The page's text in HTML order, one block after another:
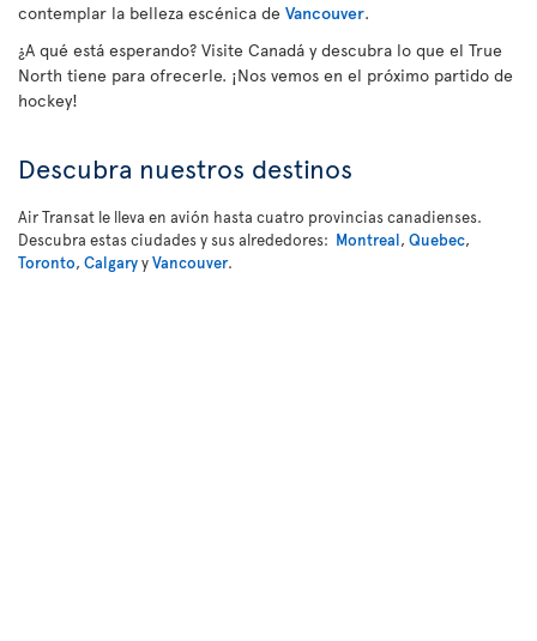
contemplar la belleza escénica de Vancouver.
¿A qué está esperando? Visite Canadá y descubra lo que el True
North tiene para ofrecerle. ¡Nos vemos en el próximo partido de
hockey!
Descubra nuestros destinos
Air Transat le lleva en avión hasta cuatro provincias canadienses.
Descubra estas ciudades y sus alrededores: Montreal, Quebec,
Toronto, CalgaryyVancouver.